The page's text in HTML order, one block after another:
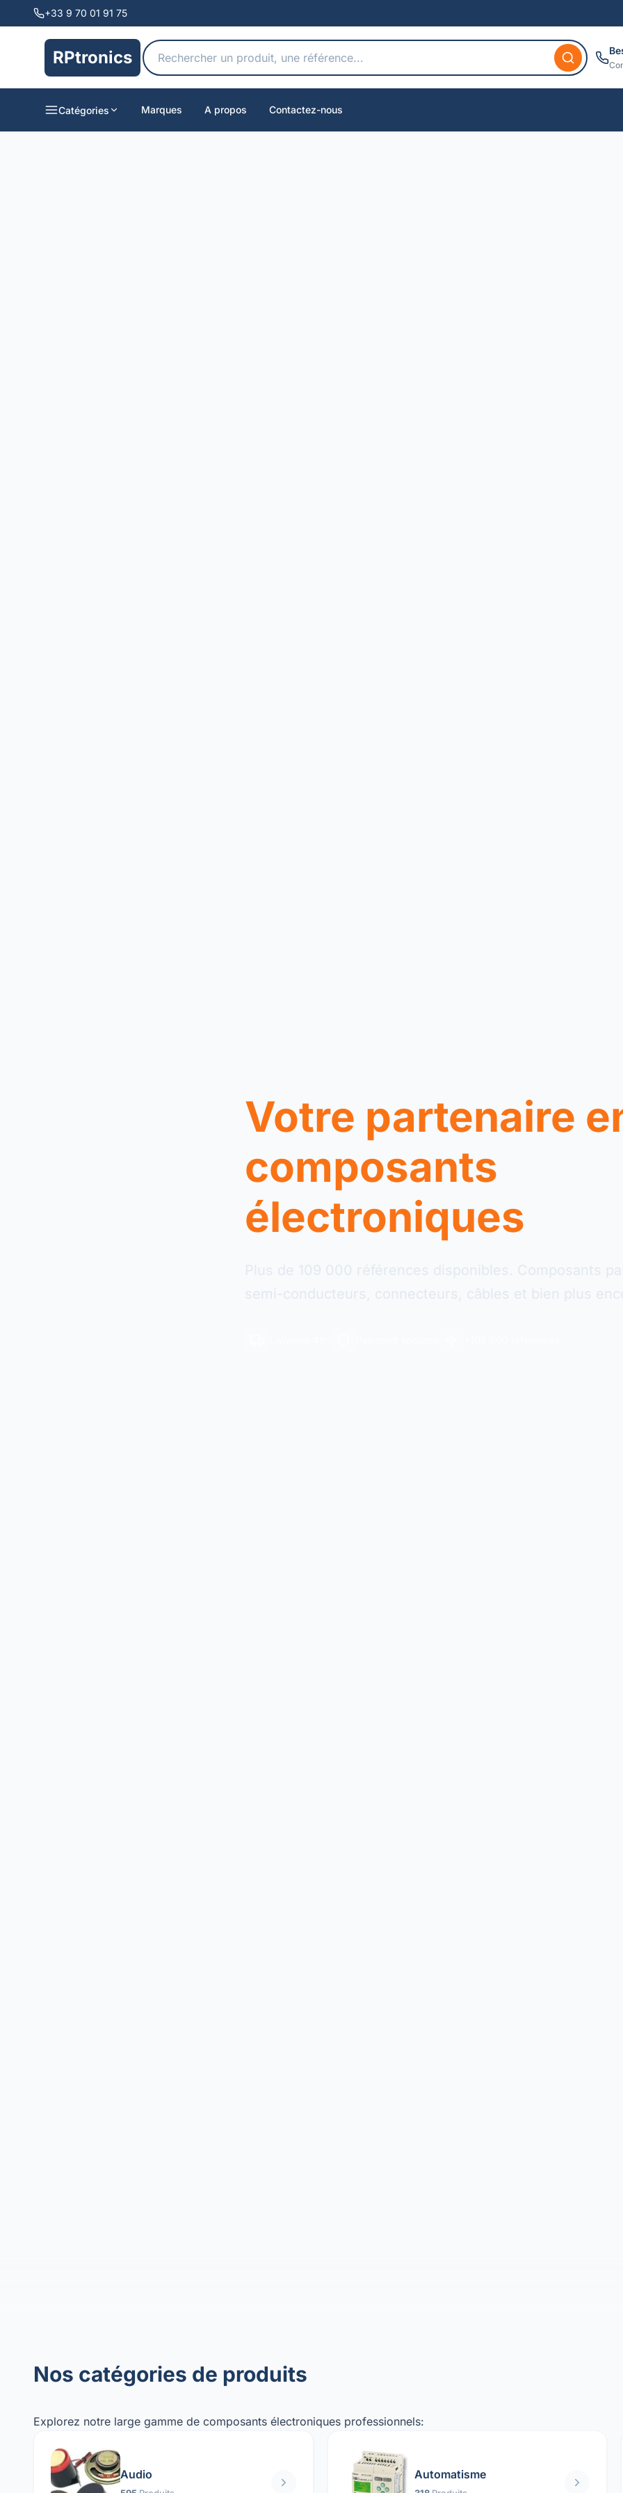
+33 9 70 01 91 75
RPtronics
Catégories Marques A propos Contactez-nous
Votre partenaire
composants
électroniques
Nos catégories de produits
Explorez notre large gamme de composants électroniques professionnels:
Audio Automatisme